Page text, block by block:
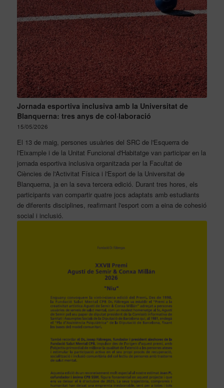
Jornada esportiva inclusiva amb la Universitat de
Blanquerna: tres anys de col·laboració
15/05/2026
El 13 de maig, persones usuàries del SRC de l'Esquerra de
l'Eixample i de la Unitat Funcional d'Habitatge van participar en la
jornada esportiva inclusiva organitzada per la Facultat de
Ciències de l'Activitat Física i l'Esport de la Universitat de
Blanquerna, ja en la seva tercera edició. Durant tres hores, els
participants van compartir quatre jocs adaptats amb estudiants
de diferents disciplines, reafirmant l'esport com a eina de cohesió
social i inclusió.